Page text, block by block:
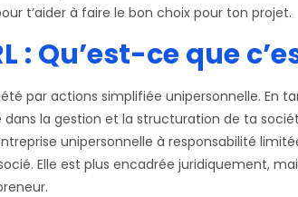
t’aider à faire le bon choix pour ton projet.
: Qu’est-ce que
par actions simplifiée unipersonnelle. En
dans la gestion et la structuration de ta
unipersonnelle à responsabilité
Elle est plus encadrée juridiquement,